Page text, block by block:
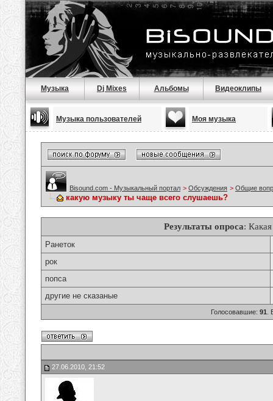
Музыка Dj Mixes Альбомы Видеоклипы
Музыка пользователей Моя музыка
Bisound.com - Музыкальный портал > Обсуждения > Общие
какую музыку ты чаще всего слушаешь?
Результаты опроса:
Ранеток
рок
попса
другие не сказаные
Голосовавшие: 91 .
27.06.2010, 21:52